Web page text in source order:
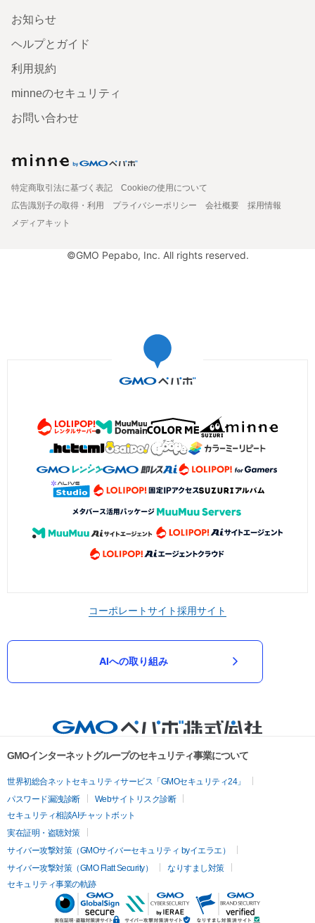
お知らせ
ヘルプとガイド
利用規約
minneのセキュリティ
お問い合わせ
特定商取引法に基づく表記
Cookieの使用について
広告識別子の取得・利用
プライバシーポリシー 会社概要
採用情報
メディアキット
©GMO Pepabo, Inc. All rights reserved.
コーポレートサイト採用サイト
AIへの取り組み
GMOインターネットグループのセキュリティ事業について
世界初総合ネットセキュリティサービス「GMOセキュリティ24」
パスワード漏洩診断
Webサイトリスク診断
セキュリティ相談AIチャットボット
実在証明・盗聴対策
サイバー攻撃対策（GMOサイバーセキュリティ byイエラエ）
サイバー攻撃対策（GMO Flatt Security）
なりすまし対策
セキュリティ事業の軌跡